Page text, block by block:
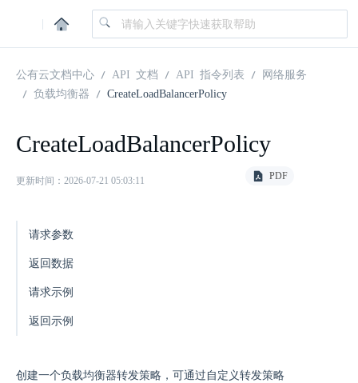
|
公有云文档中心 API 文档 API 指令列表
网络服务
负载均衡器
CreateLoadBalancerPolicy
CreateLoadBalancerPolicy
更新时间：2026-07-21 05:03:11 PDF
请求参数
返回数据
请求示例
返回示例
创建一个负载均衡器转发策略，可通过自定义转发策略